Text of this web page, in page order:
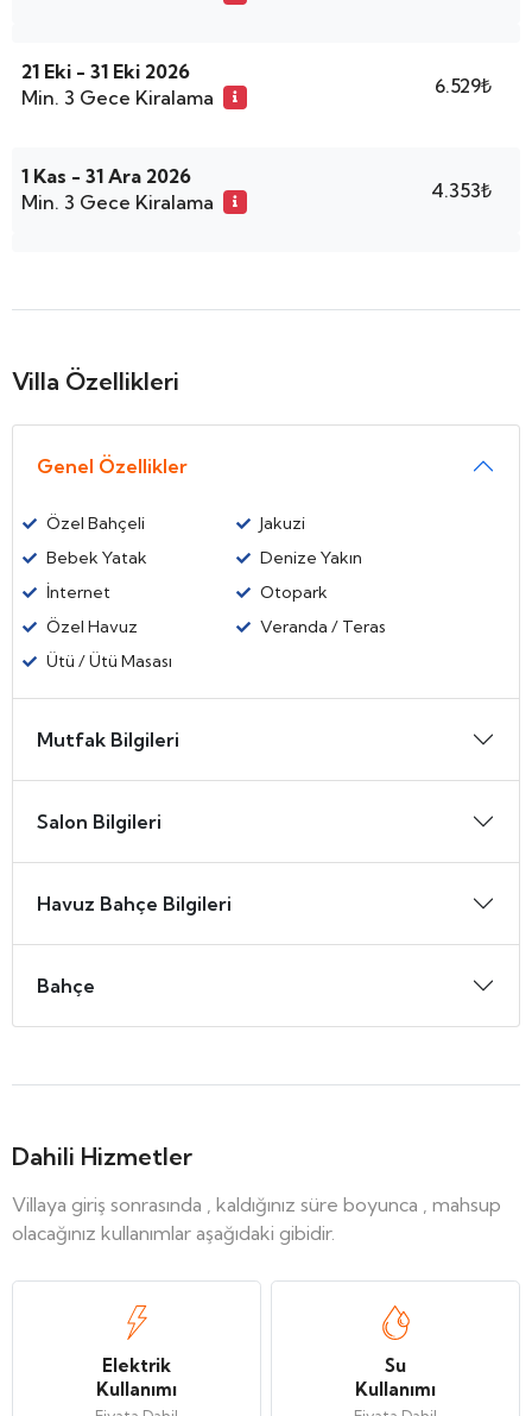
21 Eki - 31 Eki 2026
Min. 3 Gece Kiralama
6.529₺
1 Kas - 31 Ara 2026
Min. 3 Gece Kiralama
4.353₺
Villa Özellikleri
Genel Özellikler
Özel Bahçeli
Jakuzi
Bebek Yatak
Denize Yakın
İnternet
Otopark
Özel Havuz
Veranda / Teras
Ütü / Ütü Masası
Mutfak Bilgileri
Salon Bilgileri
Havuz Bahçe Bilgileri
Bahçe
Dahili Hizmetler
Villaya giriş sonrasında , kaldığınız süre boyunca , mahsup
olacağınız kullanımlar aşağıdaki gibidir.
Elektrik
Kullanımı
Su
Kullanımı